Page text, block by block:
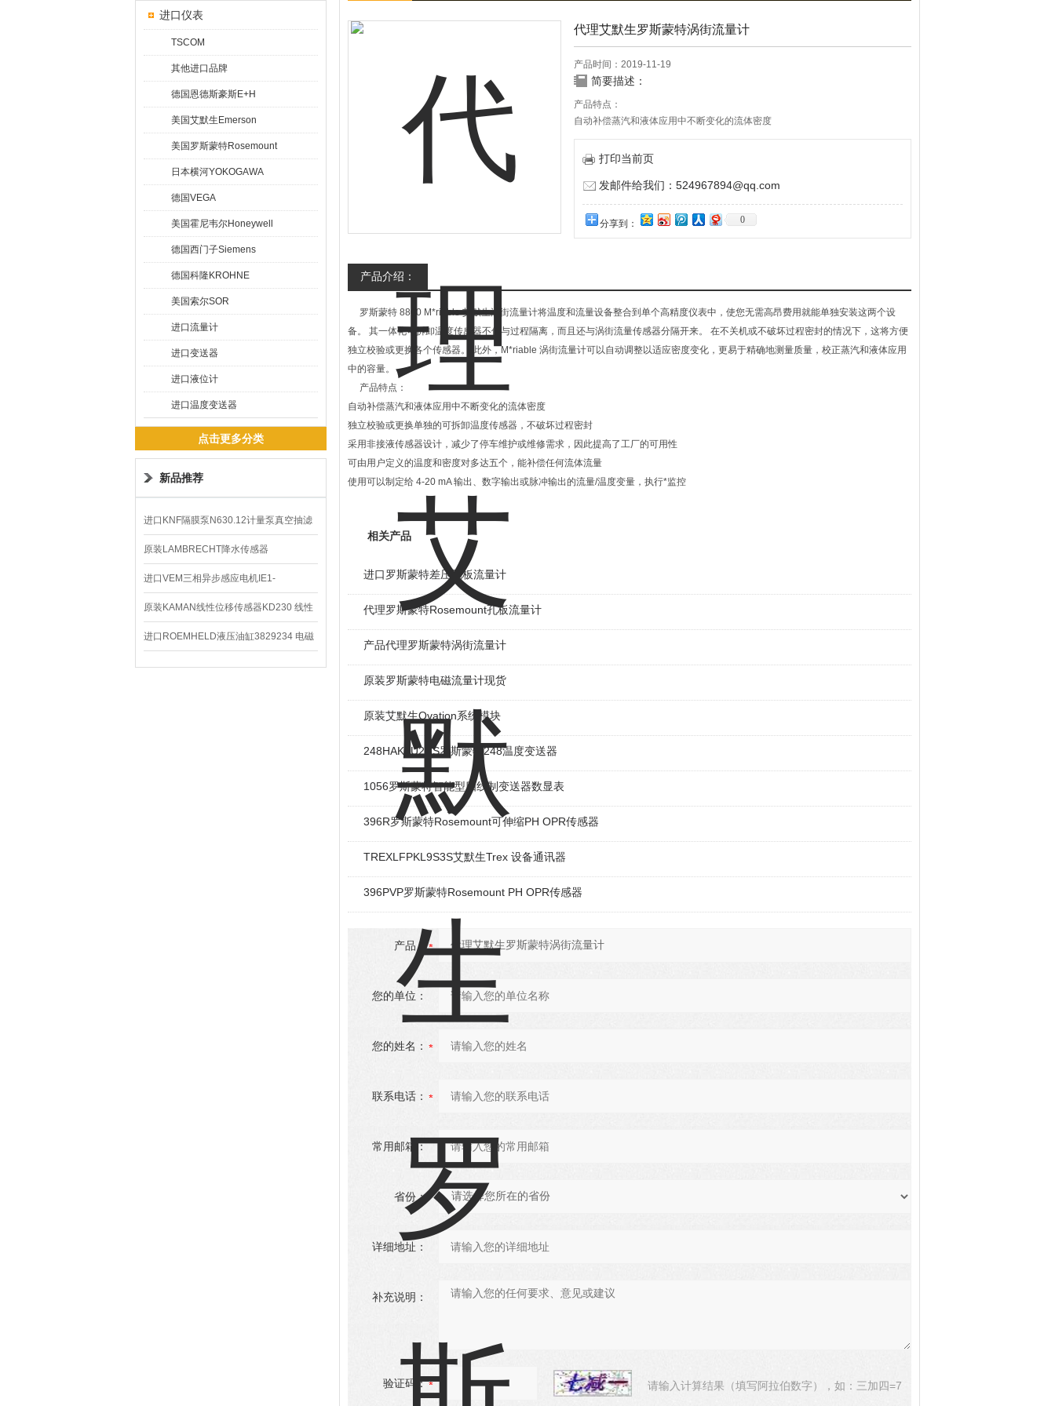
进口仪表
TSCOM
其他进口品牌
德国恩德斯豪斯E+H
美国艾默生Emerson
美国罗斯蒙特Rosemount
日本横河YOKOGAWA
德国VEGA
美国霍尼韦尔Honeywell
德国西门子Siemens
德国科隆KROHNE
美国索尔SOR
进口流量计
进口变送器
进口液位计
进口温度变送器
点击更多分类
新品推荐
进口KNF隔膜泵N630.12计量泵真空抽滤
泵价格
原装LAMBRECHT降水传感器
00.14575.20气象仪
进口VEM三相异步感应电机IE1-
K21R80G4马达
原装KAMAN线性位移传感器KD230 线性
编码器
进口ROEMHELD液压油缸3829234 电磁
阀定位器
代理艾默生罗斯蒙特涡街流量计
产品时间：2019-11-19
简要描述：
产品特点：
自动补偿蒸汽和液体应用中不断变化的流体密度
独立校验或更换单独的可拆卸温度传感器，不破坏过程密封
打印当前页
发邮件给我们：524967894@qq.com
分享到： 0
产品介绍：
罗斯蒙特 8800 M*riable 艾默生涡街流量计将温度和流量设备整合到单个高精度仪表中，使您无需高昂费用就能单独安装这两个设
备。 其一体化可拆卸温度传感器不仅与过程隔离，而且还与涡街流量传感器分隔开来。 在不关机或不破坏过程密封的情况下，这将方便
独立校验或更换各个传感器。 此外，M*riable 涡街流量计可以自动调整以适应密度变化，更易于精确地测量质量，校正蒸汽和液体应用
中的容量。
产品特点：
自动补偿蒸汽和液体应用中不断变化的流体密度
独立校验或更换单独的可拆卸温度传感器，不破坏过程密封
采用非接液传感器设计，减少了停车维护或维修需求，因此提高了工厂的可用性
可由用户定义的温度和密度对多达五个，能补偿任何流体流量
使用可以制定给 4-20 mA 输出、数字输出或脉冲输出的流量/温度变量，执行*监控
相关产品
进口罗斯蒙特差压孔板流量计
代理罗斯蒙特Rosemount孔板流量计
产品代理罗斯蒙特涡街流量计
原装罗斯蒙特电磁流量计现货
原装艾默生Ovation系统模块
248HAK5U2NS罗斯蒙特248温度变送器
1056罗斯蒙特智能型四线制变送器数显表
396R罗斯蒙特Rosemount可伸缩PH OPR传感器
TREXLFPKL9S3S艾默生Trex 设备通讯器
396PVP罗斯蒙特Rosemount PH OPR传感器
产品：
您的单位：
您的姓名：
联系电话：
常用邮箱：
省份：
详细地址：
补充说明：
验证码： 请输入计算结果（填写阿拉伯数字），如：三加四=7